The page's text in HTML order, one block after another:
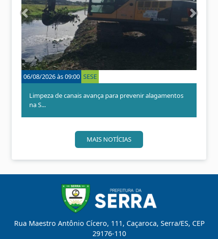
06/08/2026 às 09:00 SESE
Limpeza de canais avança para prevenir alagamentos
na S...
A
n
e
r
i
o
r
P
r
ó
x
o
MAIS NOTÍCIAS
Rua Maestro Antônio Cícero, 111, Caçaroca, Serra/ES, CEP
29176-110